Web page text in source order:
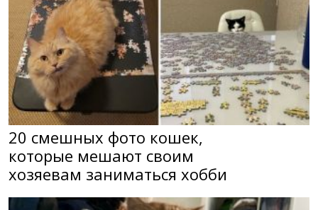
20 смешных фото кошек,
которые мешают своим
хозяевам заниматься хобби